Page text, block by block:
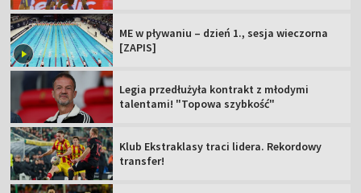
ME w pływaniu – dzień 1., sesja wieczorna
[ZAPIS]
Legia przedłużyła kontrakt z młodymi
talentami! "Topowa szybkość"
Klub Ekstraklasy traci lidera. Rekordowy
transfer!